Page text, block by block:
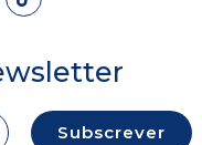
Subscrever